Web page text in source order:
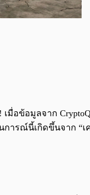
มื่อข้อมูลจาก
ารณ์นี้เกิดขึ้นจาก